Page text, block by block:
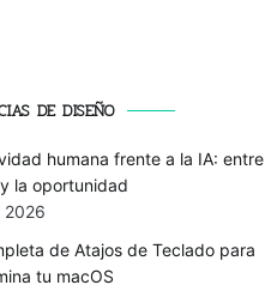
DE DISEÑO
humana frente a la IA: entre
la oportunidad
2026
de Atajos de Teclado para
tu macOS